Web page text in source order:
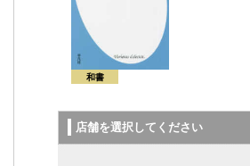
和書
店舗を選択してください